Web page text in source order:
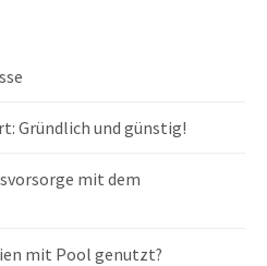
Gründlich und günstig!
mit dem
mit Pool genutzt?